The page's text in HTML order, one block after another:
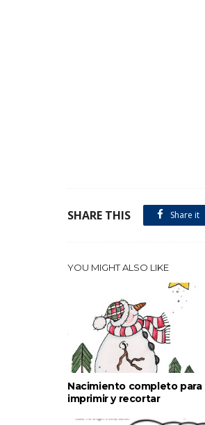
SHARE THIS Share it
YOU MIGHT ALSO LIKE
Nacimiento completo para
imprimir y recortar